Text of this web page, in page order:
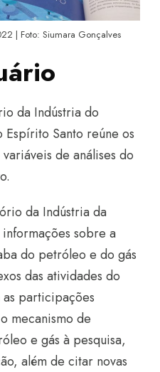
| Foto: Siumara Gonçalves
da Indústria do
Santo reúne os
de análises do
da Indústria da
sobre a
do petróleo e do gás
das atividades do
participações
mecanismo de
e gás à pesquisa,
além de citar novas